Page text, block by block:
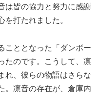
は皆の協力と努力に感謝
を打たれました。
こととなった「ダンボー
たのです。こうして、凛
れ、彼らの物語はさらな
。凛音の存在が、倉庫内